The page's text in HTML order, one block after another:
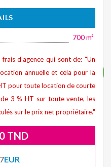
700 m²
d’agence qui sont de: "Un
annuelle et cela pour la
pour toute location de courte
3 % HT sur toute vente, les
sur le prix net propriétaire."
TND
EUR